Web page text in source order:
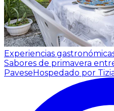
Experiencias
Sabores de primavera
PaveseHospedado por